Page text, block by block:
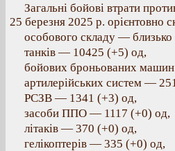
Загальні бойові втрати
25 березня 2025 р. орієнтовно
особового складу —
танків — 10425 (+5) од,
бойових броньованих
артилерійських систем —
РСЗВ — 1341 (+3) од,
засоби ППО — 1117 (+0) од,
літаків — 370 (+0) од,
гелікоптерів — 335 (+0) од,